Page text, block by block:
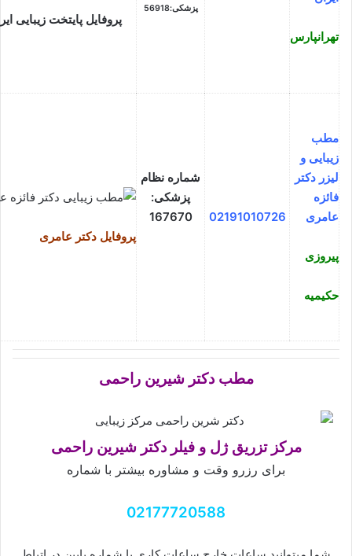
تهرانپارس
پزشکی:56918
پروفایل پایتخت زیبایی
مطب
زیبایی و
لیزر دکتر
فائزه
عامری
پیروزی
حکیمیه
02191010726
شماره نظام
پزشکی:
167670
پروفایل دکتر عامری
مطب دکتر شیرین راحمی
مرکز تزریق ژل و فیلر دکتر شیرین راحمی
برای رزرو وقت و مشاوره بیشتر با شماره
02177720588